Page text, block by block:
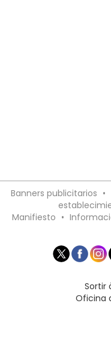
Banners publicitarios •
Manifiesto •
Sortir
Oficina